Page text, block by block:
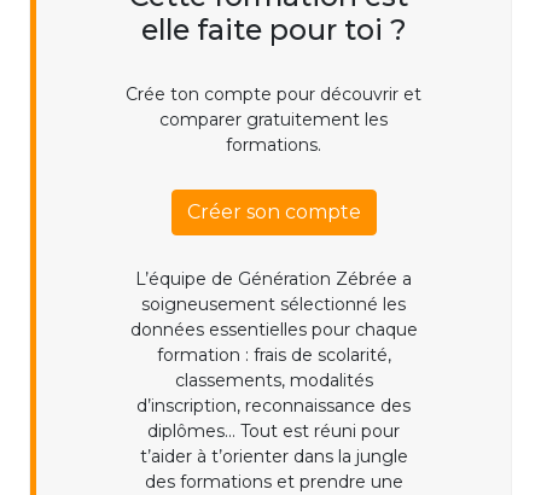
elle faite pour toi ?
Crée ton compte pour découvrir et
comparer gratuitement les
formations.
Créer son compte
L’équipe de Génération Zébrée a
soigneusement sélectionné les
données essentielles pour chaque
formation : frais de scolarité,
classements, modalités
d’inscription, reconnaissance des
diplômes... Tout est réuni pour
t’aider à t’orienter dans la jungle
des formations et prendre une